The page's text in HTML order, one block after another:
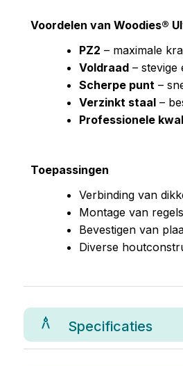
Voordelen van Woodies®
PZ2 – maximale
Voldraad– stevige
Scherpe punt–
Verzinkt staal–
Professionele
Toepassingen
Verbinding van
Montage van
Bevestigen van
Diverse
Specificaties